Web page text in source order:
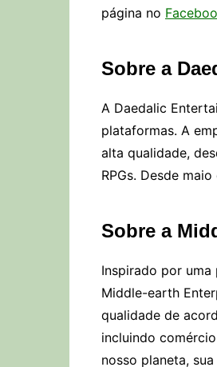
página no
Sobre a
A Daedalic
plataformas. A
alta qualidade,
RPGs. Desde
Sobre a
Inspirado por
Middle-earth
qualidade de
incluindo
nosso planeta,